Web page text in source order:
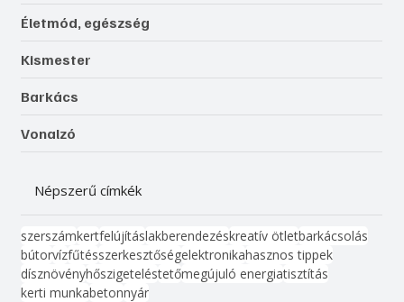
Életmód, egészség
Kismester
Barkács
Vonalzó
Népszerű címkék
szerszámkertfelújításlakberendezéskreatív ötletbarkácsolás
bútorvízfűtésszerkesztőségelektronikahasznos tippek
dísznövényhőszigeteléstetőmegújuló energiatisztítás
kerti munkabetonnyár